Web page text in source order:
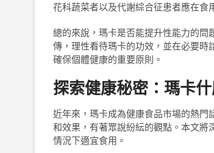
花科蔬菜者以及代謝綜合征患者應在食
總的來說，瑪卡是否能提升性能力的問
傳，理性看待瑪卡的功效，並在必要時
確保個體健康的重要原則。
探索健康秘密：瑪卡
近年來，瑪卡成為健康食品市場的熱門
和效果，有著眾說紛紜的觀點。本文將
情況下適宜食用。